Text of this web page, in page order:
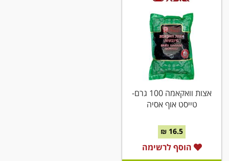
אצות וואקאמה 100 גרם-
טייסט אוף אסיה
16.5 ₪
הוסף לרשימה